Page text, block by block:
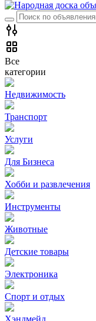
Все
категории
Недвижимость
Транспорт
Услуги
Для Бизнеса
Хобби и развлечения
Инструменты
Животные
Детские товары
Электроника
Спорт и отдых
Хэндмейд